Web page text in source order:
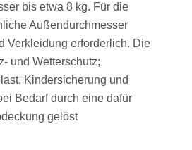
bis etwa 8 kg. Für die
Außendurchmesser
Verkleidung erforderlich. Die
und Wetterschutz;
Kindersicherung und
Bedarf durch eine dafür
gelöst